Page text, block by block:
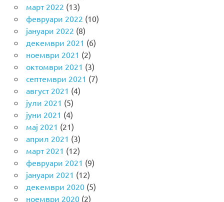
март 2022 (13)
февруари 2022 (10)
јануари 2022 (8)
декември 2021 (6)
ноември 2021 (2)
октомври 2021 (3)
септември 2021 (7)
август 2021 (4)
јули 2021 (5)
јуни 2021 (4)
мај 2021 (21)
април 2021 (3)
март 2021 (12)
февруари 2021 (9)
јануари 2021 (12)
декември 2020(5)
ноември 2020(2)